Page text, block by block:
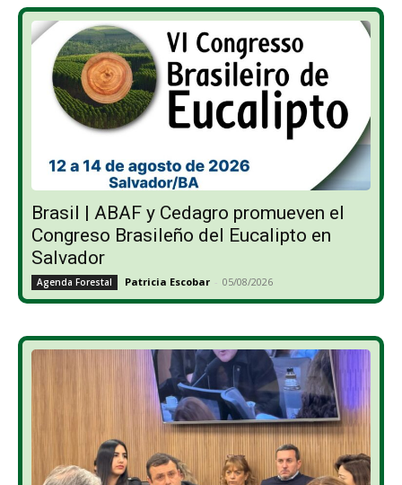
Brasil | ABAF y Cedagro promueven el
Congreso Brasileño del Eucalipto en
Salvador
Agenda Forestal Patricia Escobar - 05/08/2026